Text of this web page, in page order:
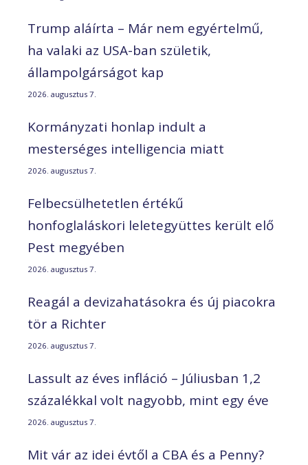
Trump aláírta – Már nem egyértelmű,
ha valaki az USA-ban születik,
állampolgárságot kap
2026. augusztus 7.
Kormányzati honlap indult a
mesterséges intelligencia miatt
2026. augusztus 7.
Felbecsülhetetlen értékű
honfoglaláskori leletegyüttes került elő
Pest megyében
2026. augusztus 7.
Reagál a devizahatásokra és új piacokra
tör a Richter
2026. augusztus 7.
Lassult az éves infláció – Júliusban 1,2
százalékkal volt nagyobb, mint egy éve
2026. augusztus 7.
Mit vár az idei évtől a CBA és a Penny?